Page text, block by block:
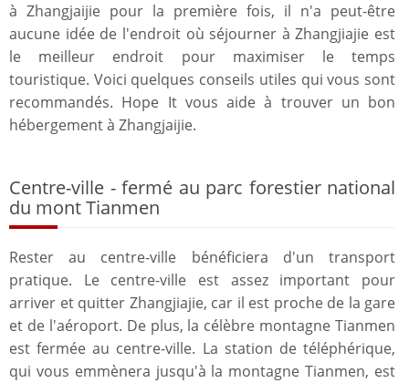
à Zhangjaijie pour la première fois, il n'a peut-être
aucune idée de l'endroit où séjourner à Zhangjiajie est
le meilleur endroit pour maximiser le temps
touristique. Voici quelques conseils utiles qui vous sont
recommandés. Hope It vous aide à trouver un bon
hébergement à Zhangjaijie.
Centre-ville - fermé au parc forestier national
du mont Tianmen
Rester au centre-ville bénéficiera d'un transport
pratique. Le centre-ville est assez important pour
arriver et quitter Zhangjiajie, car il est proche de la gare
et de l'aéroport. De plus, la célèbre montagne Tianmen
est fermée au centre-ville. La station de téléphérique,
qui vous emmènera jusqu'à la montagne Tianmen, est